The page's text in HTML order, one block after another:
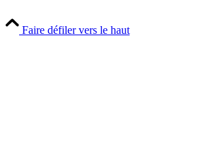
Faire défiler vers le haut